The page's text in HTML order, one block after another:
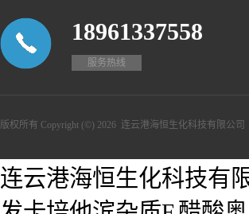
18961337558
服务热线
版权所有 Copyright (©) 2026 连云港海恒生化科技有限公司
连云港海恒生化科技有